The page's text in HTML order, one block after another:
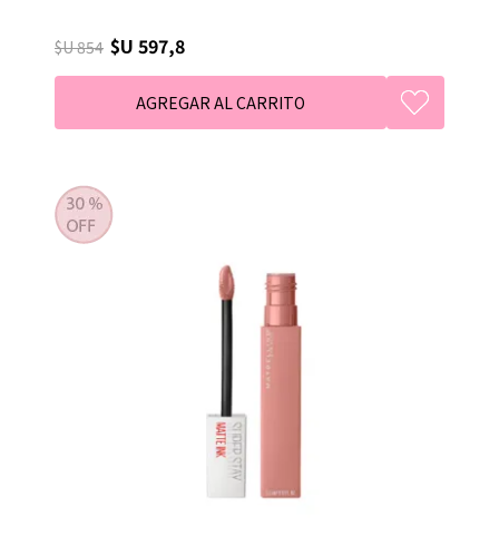
$U 854 $U 597,8